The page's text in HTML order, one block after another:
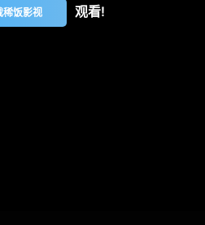
稀饭影视 观看!